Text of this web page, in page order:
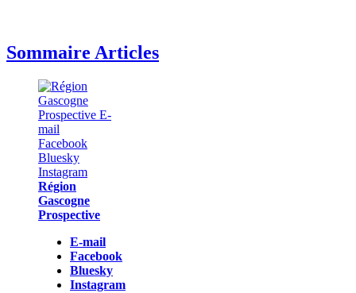
Sommaire Articles
Région
Gascogne
Prospective
E-mail
Facebook
Bluesky
Instagram